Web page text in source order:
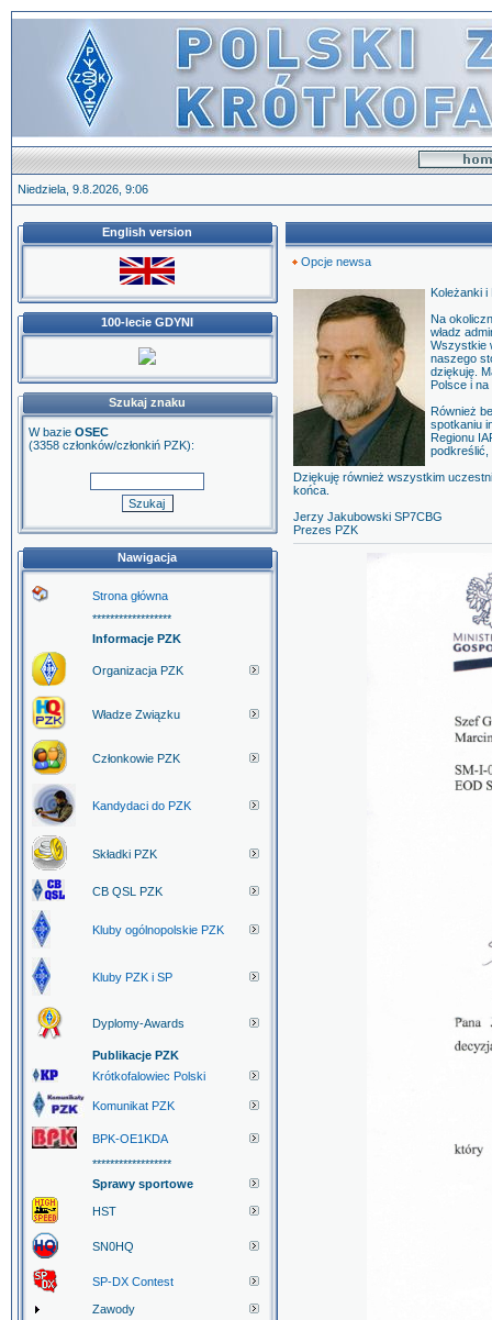
Niedziela, 9.8.2026, 9:06
English version
100-lecie GDYNI
Szukaj znaku
W bazie OSEC
(3358 członków/członkiń PZK):
Nawigacja
Strona główna
******************
Informacje PZK
Organizacja PZK
Władze Związku
Członkowie PZK
Kandydaci do PZK
Składki PZK
CB QSL PZK
Kluby ogólnopolskie PZK
Kluby PZK i SP
Dyplomy-Awards
Publikacje PZK
Krótkofalowiec Polski
Komunikat PZK
BPK-OE1KDA
******************
Sprawy sportowe
HST
SN0HQ
SP-DX Contest
Zawody
Opcje newsa
Koleżanki i
Na
władz
Wszystkie
naszego
dziękuję.
Polsce i
Również
spotkaniu
Regionu
podkreślić,
Dziękuję również wszystkim
końca.
Jerzy Jakubowski SP7CBG
Prezes PZK